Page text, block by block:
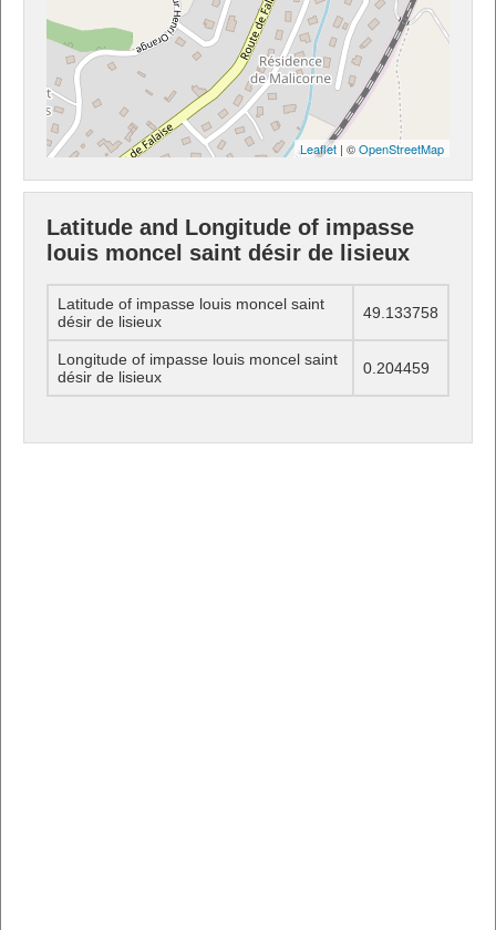
Leaflet | ©OpenStreetMap
Latitude and Longitude of impasse
louis moncel saint désir de lisieux
Latitude of impasse louis moncel saint
désir de lisieux
49.133758
Longitude of impasse louis moncel saint
désir de lisieux
0.204459